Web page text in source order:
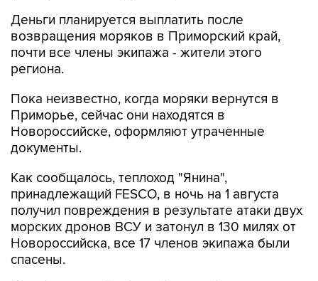
Деньги планируется выплатить после
возвращения моряков в Приморский край,
почти все члены экипажа - жители этого
региона.
Пока неизвестно, когда моряки вернутся в
Приморье, сейчас они находятся в
Новороссийске, оформляют утраченные
документы.
Как сообщалось, теплоход "Янина",
принадлежащий FESCO, в ночь на 1 августа
получил повреждения в результате атаки двух
морских дронов ВСУ и затонул в 130 милях от
Новороссийска, все 17 членов экипажа были
спасены.